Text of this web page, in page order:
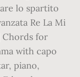
lo spartito
Re La Mi
Chords for
with capo
piano,